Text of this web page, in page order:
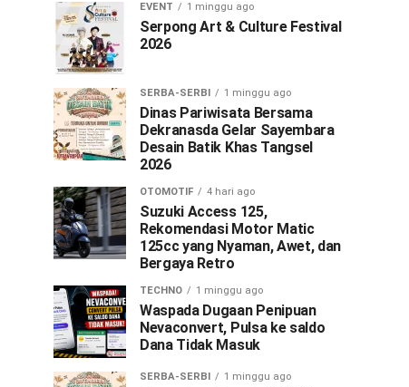
EVENT 1 minggu ago
Serpong Art & Culture Festival
2026
SERBA-SERBI 1 minggu ago
Dinas Pariwisata Bersama
Dekranasda Gelar Sayembara
Desain Batik Khas Tangsel
2026
OTOMOTIF 4 hari ago
Suzuki Access 125,
Rekomendasi Motor Matic
125cc yang Nyaman, Awet, dan
Bergaya Retro
TECHNO 1 minggu ago
Waspada Dugaan Penipuan
Nevaconvert, Pulsa ke saldo
Dana Tidak Masuk
SERBA-SERBI 1 minggu ago